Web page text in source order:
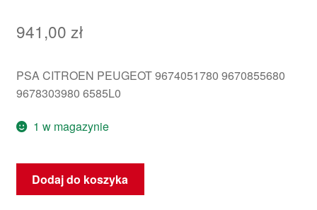
941,00 zł
PSA CITROEN PEUGEOT 9674051780 9670855680
9678303980 6585L0
1 w magazynie
ilość
Główny
Dodaj do koszyka